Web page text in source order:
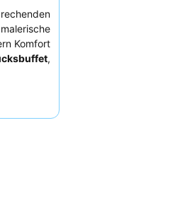
Komfort
,